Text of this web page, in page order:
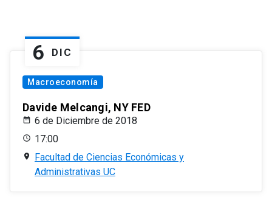
6 DIC
Macroeconomía
Davide Melcangi, NY FED
6 de Diciembre de 2018
17:00
Facultad de Ciencias Económicas y
Administrativas UC